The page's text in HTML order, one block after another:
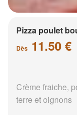
Pizza poulet
Dès 11.50 €
Crème fraiche,
terre et oignons